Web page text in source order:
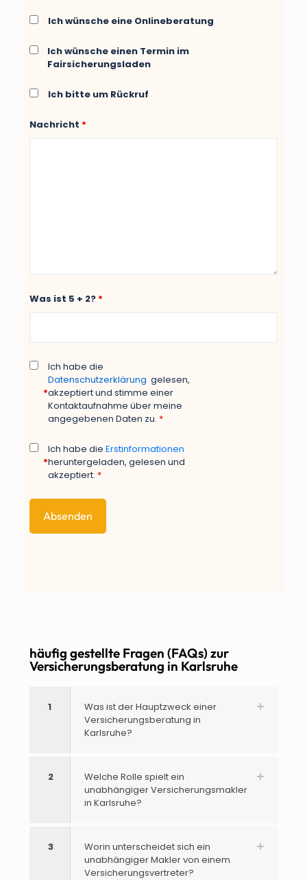
Ich wünsche eine Onlineberatung
Ich wünsche einen Termin im
Fairsicherungsladen
Ich bitte um Rückruf
Nachricht *
Was ist 5 + 2? *
*
Ich habe die
Datenschutzerklärung gelesen,
akzeptiert und stimme einer
Kontaktaufnahme über meine
angegebenen Daten zu. *
*
Ich habe dieErstinformationen
heruntergeladen, gelesen und
akzeptiert. *
häufig gestellte Fragen (FAQs) zur
Versicherungsberatung in Karlsruhe
1
Was ist der Hauptzweck einer
Versicherungsberatung in
Karlsruhe?
2
Welche Rolle spielt ein
unabhängiger Versicherungsmakler
in Karlsruhe?
3
Worin unterscheidet sich ein
unabhängiger Makler von einem
Versicherungsvertreter?